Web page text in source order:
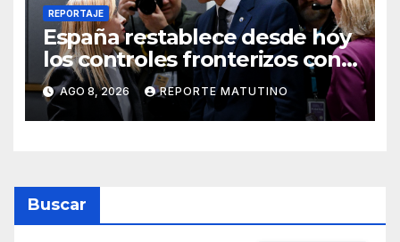
REPORTAJE
España restablece desde hoy
los controles fronterizos con
Italia tras el rechazo de Roma
a retirar las restricciones
AGO 8, 2026 REPORTE MATUTINO
Buscar